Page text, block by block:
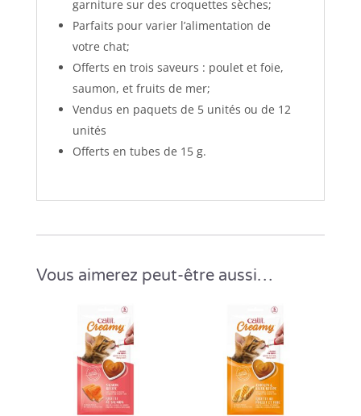
garniture sur des croquettes sèches;
Parfaits pour varier l’alimentation de
votre chat;
Offerts en trois saveurs : poulet et foie,
saumon, et fruits de mer;
Vendus en paquets de 5 unités ou de 12
unités
Offerts en tubes de 15 g.
Vous aimerez peut-être aussi…